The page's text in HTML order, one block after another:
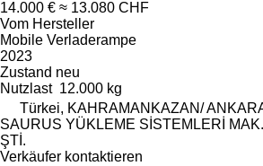
14.000 € ≈ 13.080 CHF
Vom Hersteller
Mobile Verladerampe
2023
Zustand neu
Nutzlast 12.000 kg
Türkei, KAHRAMANKAZAN/
SAURUS YÜKLEME SİSTEMLERİ
ŞTİ.
Verkäufer kontaktieren